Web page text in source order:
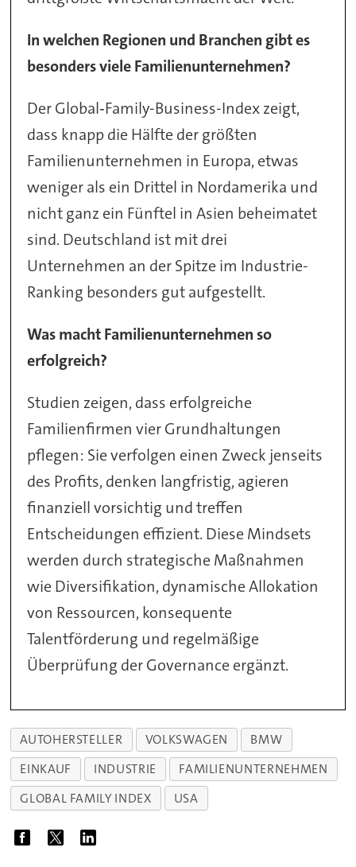
In welchen Regionen und Branchen gibt es
besonders viele Familienunternehmen?
Der Global‑Family-Business-Index zeigt,
dass knapp die Hälfte der größten
Familienunternehmen in Europa, etwas
weniger als ein Drittel in Nordamerika und
nicht ganz ein Fünftel in Asien beheimatet
sind. Deutschland ist mit drei
Unternehmen an der Spitze im Industrie-
Ranking besonders gut aufgestellt.
Was macht Familienunternehmen so
erfolgreich?
Studien zeigen, dass erfolgreiche
Familienfirmen vier Grundhaltungen
pflegen: Sie verfolgen einen Zweck jenseits
des Profits, denken langfristig, agieren
finanziell vorsichtig und treffen
Entscheidungen effizient. Diese Mindsets
werden durch strategische Maßnahmen
wie Diversifikation, dynamische Allokation
von Ressourcen, konsequente
Talentförderung und regelmäßige
Überprüfung der Governance ergänzt.
AUTOHERSTELLER VOLKSWAGEN
BMW
EINKAUF
INDUSTRIE
FAMILIENUNTERNEHMEN
GLOBAL FAMILY INDEX
USA